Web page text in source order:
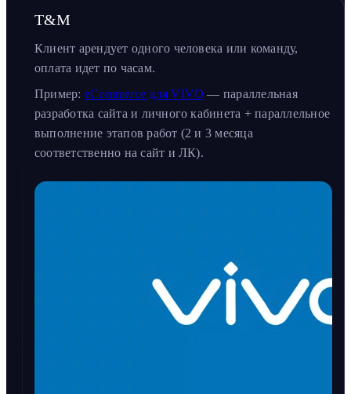
T&M
Клиент арендует одного человека или команду,
оплата идет по часам.
Пример: eCommerce для VIVO — параллельная
разработка сайта и личного кабинета + параллельное
выполнение этапов работ (2 и 3 месяца
соответственно на сайт и ЛК).